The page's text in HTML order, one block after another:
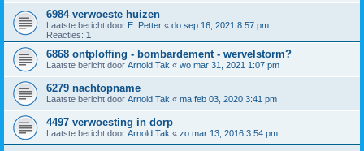
6984 verwoeste huizen
Laatste bericht door E. Petter « do sep 16, 2021 8:57 pm
Reacties: 1
6868 ontploffing - bombardement - wervelstorm?
Laatste bericht door Arnold Tak « wo mar 31, 2021 1:07 pm
6279 nachtopname
Laatste bericht door Arnold Tak « ma feb 03, 2020 3:41 pm
4497 verwoesting in dorp
Laatste bericht door Arnold Tak « zo mar 13, 2016 3:54 pm